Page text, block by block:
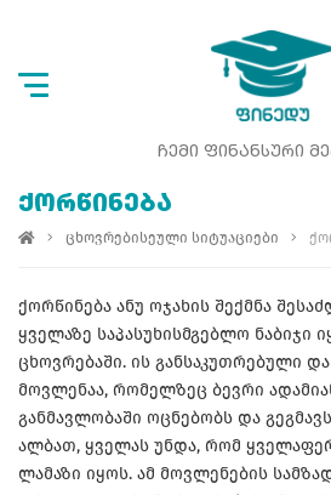
ᲩᲔᲛᲘ ᲤᲘᲜᲐᲜᲡᲣᲠᲘ
ᲥᲝᲠᲬᲘᲜᲔᲑᲐ
ცხოვრებისეული სიტუაციები
ქორწინება ანუ ოჯახის შექმნა
ყველაზე საპასუხისმგებლო ნაბიჯი
ცხოვრებაში. ის განსაკუთრებული
მოვლენაა, რომელზეც ბევრი
განმავლობაში ოცნებობს და
ალბათ, ყველას უნდა, რომ
ლამაზი იყოს. ამ მოვლენების